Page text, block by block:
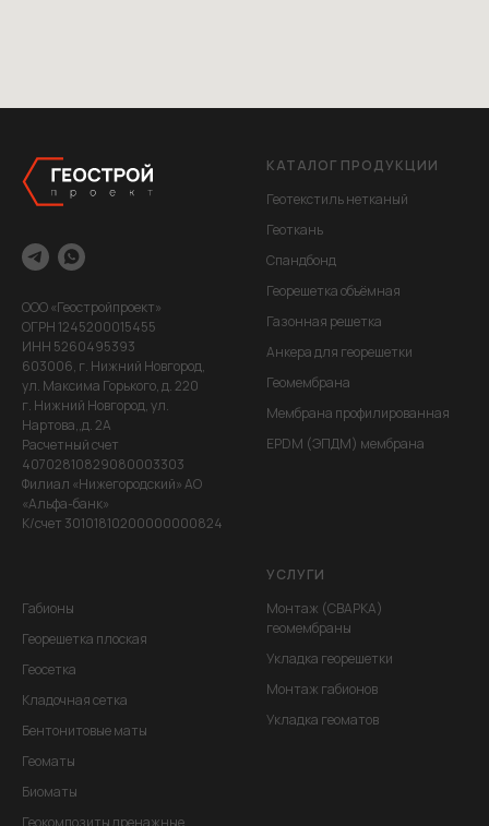
ООО «Геостройпроект»
ОГРН 1245200015455
ИНН 5260495393
603006, г. Нижний Новгород,
ул. Максима Горького, д. 220
г. Нижний Новгород, ул.
Нартова,,д. 2А
Расчетный счет
40702810829080003303
Филиал «Нижегородский» АО
«Альфа-банк»
К/счет 30101810200000000824
КАТАЛОГ ПРОДУКЦИИ
Геотекстиль нетканый
Геоткань
Спандбонд
Георешетка объёмная
Газонная решетка
Анкера для георешетки
Геомембрана
Мембрана профилированная
EPDM (ЭПДМ) мембрана
Габионы
Георешетка плоская
Геосетка
Кладочная сетка
Бентонитовые маты
Геоматы
Биоматы
Геокомпозиты дренажные
УСЛУГИ
Монтаж (СВАРКА)
геомембраны
Укладка георешетки
Монтаж габионов
Укладка геоматов